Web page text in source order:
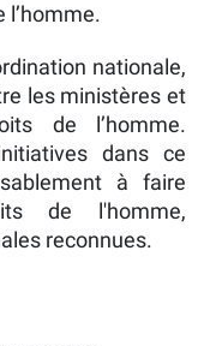
nationale,
les ministères et
de l’homme.
dans ce
à faire
de l'homme,
reconnues.